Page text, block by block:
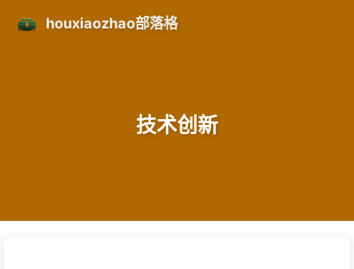
houxiaozhao部落格
技术创新